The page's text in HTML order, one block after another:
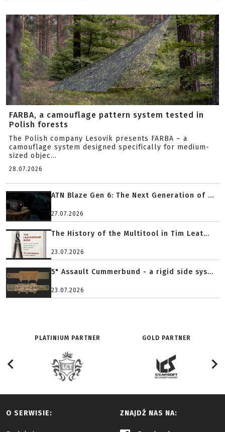
FARBA, a camouflage pattern system tested in
Polish forests
The Polish company Lesovik presents FARBA – a
camouflage system designed specifically for medium-
sized objec...
28.07.2026
ATN Blaze Gen 6: The Next Generation of ...
27.07.2026
The History of the Multitool in Tim Leat...
23.07.2026
5" Assault Cummerbund - a rigid side sys...
23.07.2026
PLATINIUM PARTNER GOLD PARTNER
O SERWISIE: ZNAJDŹ NAS NA: